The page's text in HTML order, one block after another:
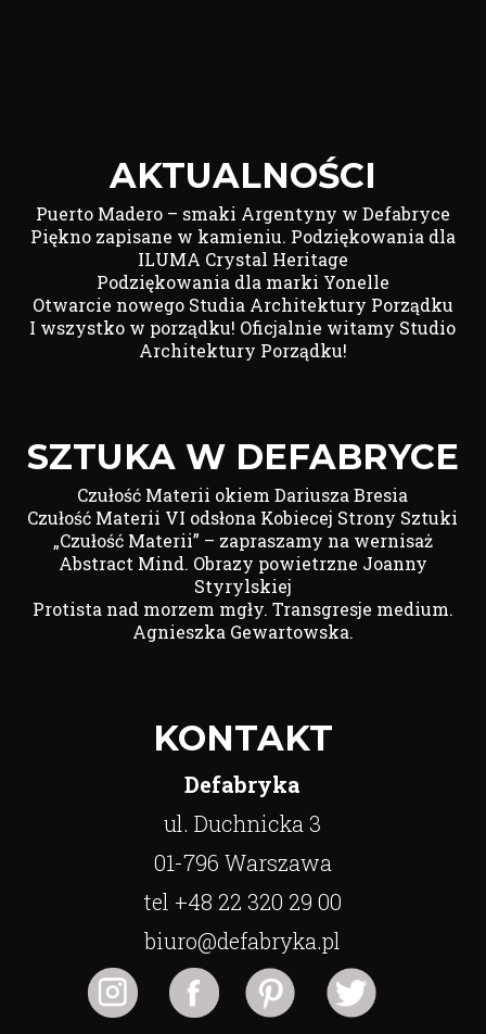
AKTUALNOŚCI
Puerto Madero – smaki Argentyny w Defabryce
Piękno zapisane w kamieniu. Podziękowania dla
ILUMA Crystal Heritage
Podziękowania dla marki Yonelle
Otwarcie nowego Studia Architektury Porządku
I wszystko w porządku! Oficjalnie witamy Studio
Architektury Porządku!
SZTUKA W DEFABRYCE
Czułość Materii okiem Dariusza Bresia
Czułość Materii VI odsłona Kobiecej Strony Sztuki
„Czułość Materii” – zapraszamy na wernisaż
Abstract Mind. Obrazy powietrzne Joanny
Styrylskiej
Protista nad morzem mgły. Transgresje medium.
Agnieszka Gewartowska.
KONTAKT
Defabryka
ul. Duchnicka 3
01-796 Warszawa
tel +48 22 320 29 00
biuro@defabryka.pl